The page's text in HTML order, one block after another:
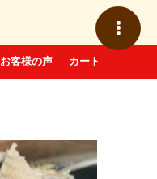
お客様の声 カート